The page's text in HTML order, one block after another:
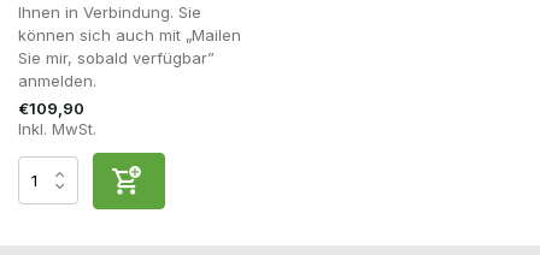
Ihnen in Verbindung. Sie
können sich auch mit „Mailen
Sie mir, sobald verfügbar”
anmelden.
€109,90
Inkl. MwSt.